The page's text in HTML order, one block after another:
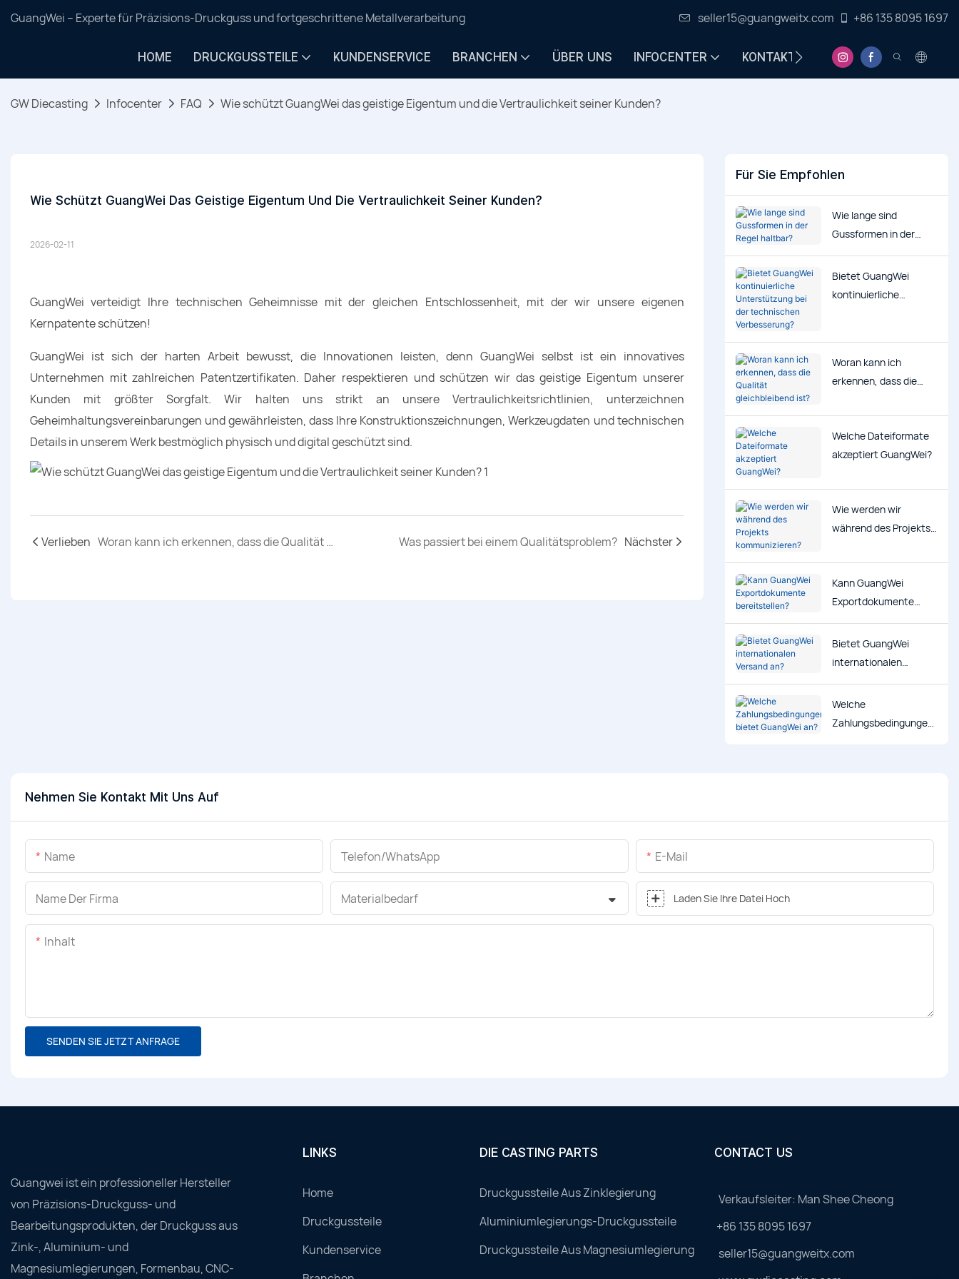
GuangWei – Experte für Präzisions-Druckguss und fortgeschrittene Metallverarbeitung seller15@guangweitx.com +86 135 8095 1697
HOME DRUCKGUSSTEILE KUNDENSERVICE BRANCHEN ÜBER UNS INFOCENTER KONTAKT
GW Diecasting Infocenter FAQ Wie schützt GuangWei das geistige Eigentum und die Vertraulichkeit seiner Kunden?
Wie Schützt GuangWei Das Geistige Eigentum Und Die Vertraulichkeit Seiner Kunden?
2026-02-11
GuangWei verteidigt Ihre technischen Geheimnisse mit der gleichen Entschlossenheit, mit der wir unsere eigenen
Kernpatente schützen!
GuangWei ist sich der harten Arbeit bewusst, die Innovationen leisten, denn GuangWei selbst ist ein innovatives
Unternehmen mit zahlreichen Patentzertifikaten. Daher respektieren und schützen wir das geistige Eigentum unserer
Kunden mit größter Sorgfalt. Wir halten uns strikt an unsere Vertraulichkeitsrichtlinien, unterzeichnen
Geheimhaltungsvereinbarungen und gewährleisten, dass Ihre Konstruktionszeichnungen, Werkzeugdaten und technischen
Details in unserem Werk bestmöglich physisch und digital geschützt sind.
Verlieben Woran kann ich erkennen, dass die Qualität gleichbleibend ist? Was passiert bei einem Qualitätsproblem? Nächster
Für Sie Empfohlen
Wie lange sind
Gussformen in der
Regel haltbar?
Bietet GuangWei
kontinuierliche
Woran kann ich
erkennen, dass die
ist?
Welche Dateiformate
akzeptiert GuangWei?
Wie werden wir
während des Projekts
Kann GuangWei
Exportdokumente
bereitstellen?
Bietet GuangWei
internationalen
Versand an?
Welche
Zahlungsbedingungen
Nehmen Sie Kontakt Mit Uns Auf
Name Telefon/WhatsApp E-Mail
Name Der Firma Materialbedarf Laden Sie Ihre Datei Hoch
Inhalt
SENDEN SIE JETZT ANFRAGE
Guangwei ist ein professioneller Hersteller
von Präzisions-Druckguss- und
Bearbeitungsprodukten, der Druckguss aus
Zink-, Aluminium- und
Magnesiumlegierungen, Formenbau, CNC-
LINKS
Home
Druckgussteile
Kundenservice
DIE CASTING PARTS
Druckgussteile Aus Zinklegierung
Aluminiumlegierungs-Druckgussteile
Druckgussteile Aus Magnesiumlegierung
CONTACT US
Verkaufsleiter: Man Shee Cheong
+86 135 8095 1697
seller15@guangweitx.com